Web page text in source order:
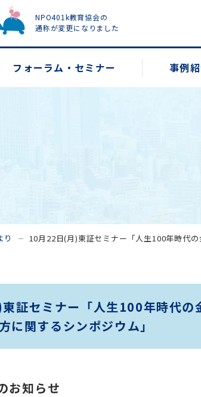
NPO401k教育協会の
通称が変更になりました
フォーラム・セミナー 事例
り 10月22日(月)東証セミナー「人生100年時代
証セミナー「人生100年時代の
に関するシンポジウム」
お知らせ